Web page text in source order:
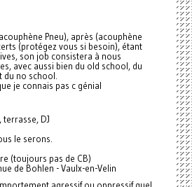
Pneu), après (acouphène
(protégez vous si besoin), étant
son job consistera à nous
avec aussi bien du old school, du
no school.
je connais pas c génial
terrasse, DJ
le serons.
(toujours pas de CB)
de Bohlen - Vaulx-en-Velin